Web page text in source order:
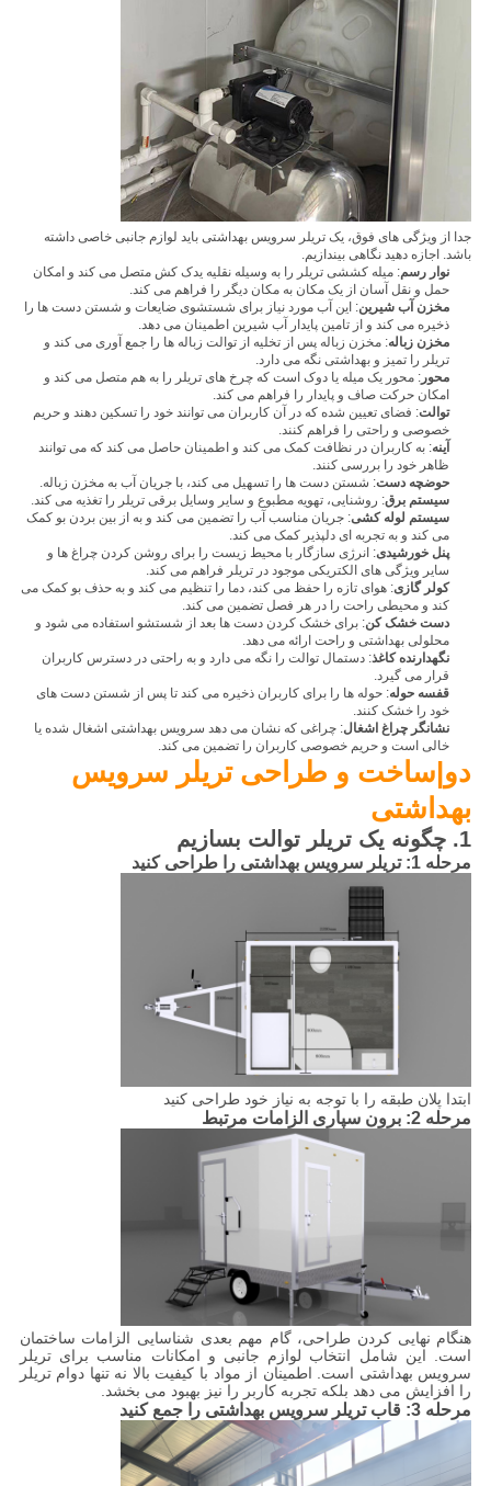
جدا از ویژگی های فوق، یک تریلر سرویس بهداشتی باید لوازم جانبی خاصی داشته
باشد. اجازه دهید نگاهی بیندازیم.
نوار رسم: میله کششی تریلر را به وسیله نقلیه یدک کش متصل می کند و امکان
حمل و نقل آسان از یک مکان به مکان دیگر را فراهم می کند.
مخزن آب شیرین: این آب مورد نیاز برای شستشوی ضایعات و شستن دست ها را
ذخیره می کند و از تامین پایدار آب شیرین اطمینان می دهد.
مخزن زباله: مخزن زباله پس از تخلیه از توالت زباله ها را جمع آوری می کند و
تریلر را تمیز و بهداشتی نگه می دارد.
محور : محور یک میله یا دوک است که چرخ های تریلر را به هم متصل می کند و
امکان حرکت صاف و پایدار را فراهم می کند.
توالت: فضای تعیین شده که در آن کاربران می توانند خود را تسکین دهند و حریم
خصوصی و راحتی را فراهم کنند.
آینه: به کاربران در نظافت کمک می کند و اطمینان حاصل می کند که می توانند
ظاهر خود را بررسی کنند.
حوضچه دست: شستن دست ها را تسهیل می کند، با جریان آب به مخزن زباله.
سیستم برق: روشنایی، تهویه مطبوع و سایر وسایل برقی تریلر را تغذیه می کند.
سیستم لوله کشی: جریان مناسب آب را تضمین می کند و به از بین بردن بو کمک
می کند و به تجربه ای دلپذیر کمک می کند.
پنل خورشیدی: انرژی سازگار با محیط زیست را برای روشن کردن چراغ ها و
سایر ویژگی های الکتریکی موجود در تریلر فراهم می کند.
کولر گازی: هوای تازه را حفظ می کند، دما را تنظیم می کند و به حذف بو کمک می
کند و محیطی راحت را در هر فصل تضمین می کند.
دست خشک کن: برای خشک کردن دست ها بعد از شستشو استفاده می شود و
محلولی بهداشتی و راحت ارائه می دهد.
نگهدارنده کاغذ: دستمال توالت را نگه می دارد و به راحتی در دسترس کاربران
قرار می گیرد.
قفسه حوله: حوله ها را برای کاربران ذخیره می کند تا پس از شستن دست های
خود را خشک کنند.
نشانگر چراغ اشغال: چراغی که نشان می دهد سرویس بهداشتی اشغال شده یا
خالی است و حریم خصوصی کاربران را تضمین می کند.
دو|ساخت و طراحی تریلر سرویس
بهداشتی
1. چگونه یک تریلر توالت بسازیم
مرحله 1: تریلر سرویس بهداشتی را طراحی کنید
ابتدا پلان طبقه را با توجه به نیاز خود طراحی کنید
مرحله 2: برون سپاری الزامات مرتبط
هنگام نهایی کردن طراحی، گام مهم بعدی شناسایی الزامات ساختمان
است. این شامل انتخاب لوازم جانبی و امکانات مناسب برای تریلر
سرویس بهداشتی است. اطمینان از مواد با کیفیت بالا نه تنها دوام تریلر
را افزایش می دهد بلکه تجربه کاربر را نیز بهبود می بخشد.
مرحله 3: قاب تریلر سرویس بهداشتی را جمع کنید